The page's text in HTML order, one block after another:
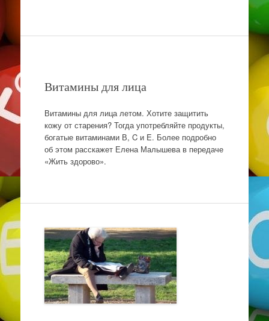
Витамины для лица
Витамины для лица летом. Хотите защитить
кожу от старения? Тогда употребляйте продукты,
богатые витаминами В, C и E. Более подробно
об этом расскажет Елена Малышева в передаче
«Жить здорово».